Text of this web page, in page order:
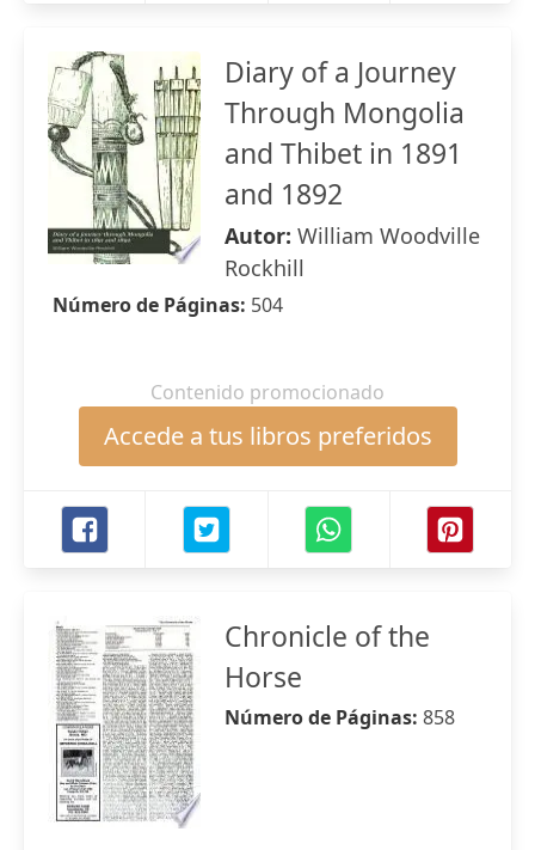
Diary of a Journey
Through Mongolia
and Thibet in 1891
and 1892
Autor: William Woodville
Rockhill
Número de Páginas: 504
Contenido promocionado
Accede a tus libros preferidos
Chronicle of the
Horse
Número de Páginas: 858